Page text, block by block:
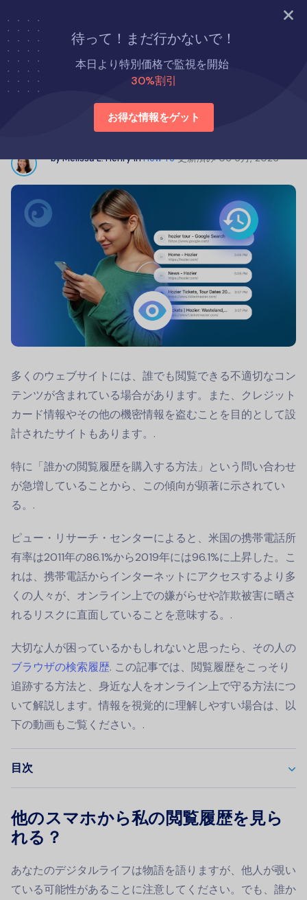
今すぐ試す
待って！まだ行かないで！
本日より特別価格で監視を開始
30%割引
お得な情報をゲット
ホーム 他人の検索履歴を見る6つの方法
他人の検索履歴を見る6つの方法
byMelissa E. Henry inHow To 更新済み06 5月, 2026
多くのウェブサイトには、誰でも閲覧できる不適切なコン
テンツが含まれている場合があります。また、クレジット
カード情報やその他の機密情報を盗むことを目的として設
計されたサイトもあります。.
特に「誰かの閲覧履歴を購入する方法」という問い合わせ
が急増していることから、この傾向が顕著に示されてい
る。.
ピュー・リサーチ・センターによると、米国の携帯電話所
有率は2011年の86.1%から2019年には96.1%に上昇した。こ
れは、携帯電話からインターネットにアクセスするより多
くの人々が、オンライン上での嫌がらせや詐欺被害に晒さ
れるリスクに直面していることを意味する。.
大切な人が困っているかもしれないと思ったら、その人の
ブラウザの検索履歴. この記事では、閲覧履歴をこっそり
追跡する方法と、身近な人をオンライン上で守る方法につ
いて解説します。情報を視覚的に理解しやすい場合は、以
下の動画もご覧ください。.
目次
他のスマホから私の閲覧履歴を見ら
れる？
あなたのデジタルライフは物語を語りますが、他人が覗い
ている可能性があることに注意してください。でも、誰か